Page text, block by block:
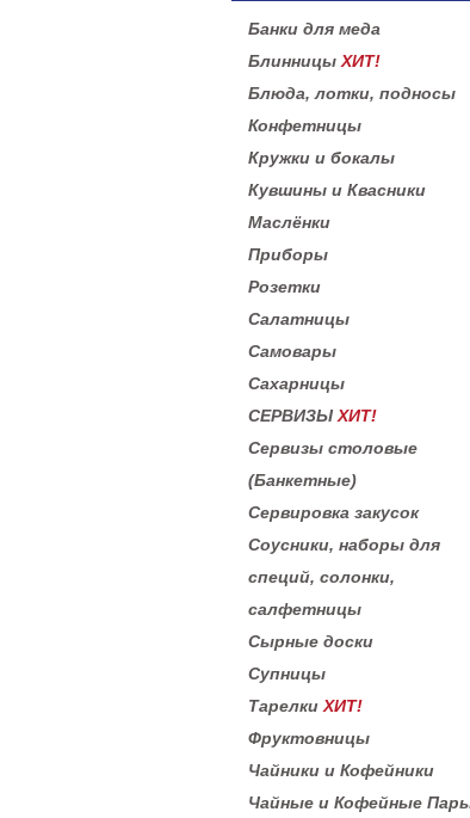
Банки для меда
Блинницы ХИТ!
Блюда, лотки, подносы
Конфетницы
Кружки и бокалы
Кувшины и Квасники
Маслёнки
Приборы
Розетки
Салатницы
Самовары
Сахарницы
СЕРВИЗЫ ХИТ!
Сервизы столовые
(Банкетные)
Сервировка закусок
Соусники, наборы для
специй, солонки,
салфетницы
Сырные доски
Супницы
Тарелки ХИТ!
Фруктовницы
Чайники и Кофейники
Чайные и Кофейные